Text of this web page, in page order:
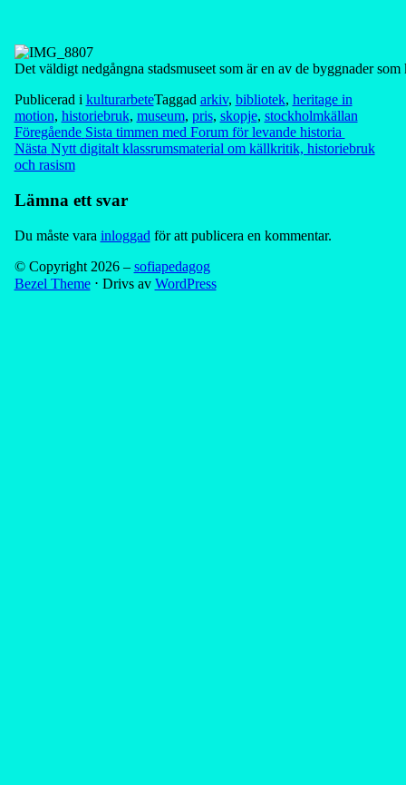
Det väldigt nedgångna stadsmuseet som är en av de byggnader
Publicerad i kulturarbeteTaggad arkiv, bibliotek, heritage in
motion, historiebruk, museum, pris, skopje, stockholmkällan
Inläggsnavigering
Föregående Sista timmen med Forum för levande historia
Nästa Nytt digitalt klassrumsmaterial om källkritik, historiebruk
och rasism
Lämna ett svar
Du måste vara inloggad för att publicera en kommentar.
© Copyright 2026 – sofiapedagog
Bezel Theme ⋅ Drivs av WordPress